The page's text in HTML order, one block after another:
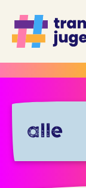
Inhalt
springen
alle